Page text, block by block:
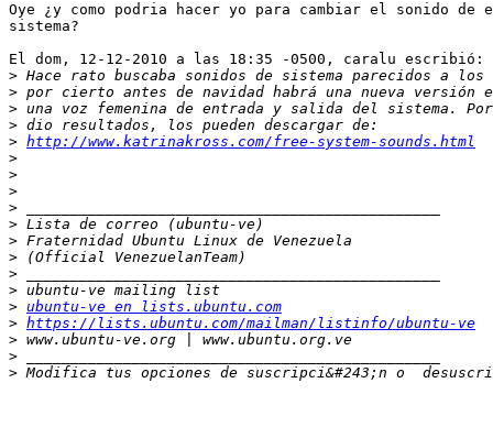
Oye ¿y como podria hacer yo para cambiar el sonido de
sistema?
El dom, 12-12-2010 a las 18:35 -0500, caralu escribió:
>
>
>
>
> http://www.katrinakross.com/free-system-sounds.html
>
>
>
>
>
>
>
>
>
> ubuntu-ve en lists.ubuntu.com
> https://lists.ubuntu.com/mailman/listinfo/ubuntu-ve
>
>
> Modifica tus opciones de suscripci&#243;n o